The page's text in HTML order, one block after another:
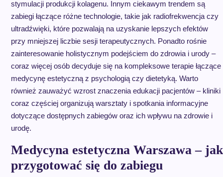
stymulacji produkcji kolagenu. Innym ciekawym trendem są
zabiegi łączące różne technologie, takie jak radiofrekwencja czy
ultradźwięki, które pozwalają na uzyskanie lepszych efektów
przy mniejszej liczbie sesji terapeutycznych. Ponadto rośnie
zainteresowanie holistycznym podejściem do zdrowia i urody –
coraz więcej osób decyduje się na kompleksowe terapie łączące
medycynę estetyczną z psychologią czy dietetyką. Warto
również zauważyć wzrost znaczenia edukacji pacjentów – kliniki
coraz częściej organizują warsztaty i spotkania informacyjne
dotyczące dostępnych zabiegów oraz ich wpływu na zdrowie i
urodę.
Medycyna estetyczna Warszawa – jak
przygotować się do zabiegu